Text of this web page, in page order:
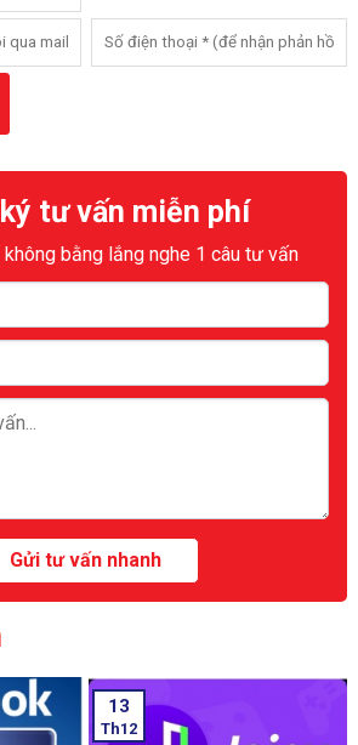
tư vấn miễn phí
không bằng lắng nghe 1 câu tư vấn
13
Th12